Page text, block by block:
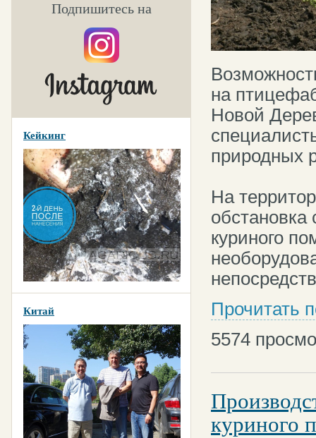
Подпишитесь на
Кейкинг
Китай
на
Новой
природных
На
обстановка
куриного
Прочитать
5574
куриного